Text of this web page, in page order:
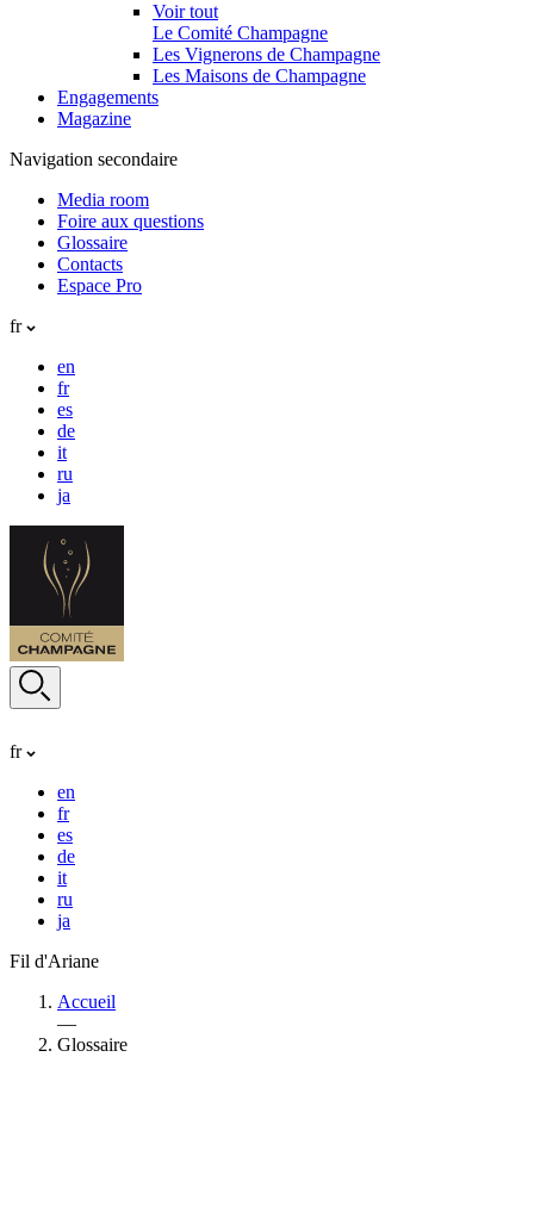
Voir tout
Le Comité Champagne
Les Vignerons de Champagne
Les Maisons de Champagne
Engagements
Magazine
Navigation secondaire
Media room
Foire aux questions
Glossaire
Contacts
Espace Pro
fr
en
fr
es
de
it
ru
ja
fr
en
fr
es
de
it
ru
ja
Fil d'Ariane
Accueil
—
Glossaire